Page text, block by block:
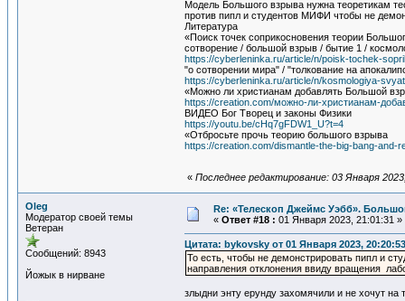
Модель Большого взрыва нужна теоретикам
против пипл и студентов МИФИ чтобы не
Литература
«Поиск точек соприкосновения теории
сотворение / большой взрыв / бытие 1 /
https://cyberleninka.ru/article/n/poisk-tochek-
"о сотворении мира" / "толкование на
https://cyberleninka.ru/article/n/kosmologiya-
«Можно ли христианам добавлять Большой
https://creation.com/можно-ли-христианам-
ВИДЕО Бог Творец и законы Физики
https://youtu.be/cHq7gFDW1_U?t=4
«Отбросьте прочь теорию большого взрыва
https://creation.com/dismantle-the-big-bang-
« Последнее редактирование: 03 Января
Oleg
Модератор своей темы
Ветеран
Сообщений: 8943
Йожык в нирване
Re: «Телескоп Джеймс Уэбб».
« Ответ #18 : 01 Января 2023, 21:01:31 »
Цитата: bykovsky от 01 Января 2023, 20:20:53
То есть, чтобы не демонстрировать пипл и
направления отклонения ввиду вращения
злыдни энту ерунду захомячили и не хочут